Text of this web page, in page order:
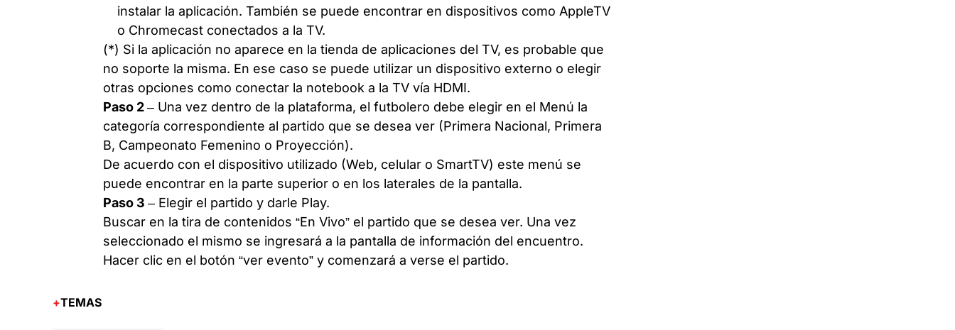
instalar la aplicación. También se puede encontrar en dispositivos como AppleTV
o Chromecast conectados a la TV.
(*) Si la aplicación no aparece en la tienda de aplicaciones del TV, es probable que
no soporte la misma. En ese caso se puede utilizar un dispositivo externo o elegir
otras opciones como conectar la notebook a la TV vía HDMI.
Paso 2– Una vez dentro de la plataforma, el futbolero debe elegir en el Menú la
categoría correspondiente al partido que se desea ver (Primera Nacional, Primera
B, Campeonato Femenino o Proyección).
De acuerdo con el dispositivo utilizado (Web, celular o SmartTV) este menú se
puede encontrar en la parte superior o en los laterales de la pantalla.
Paso 3– Elegir el partido y darle Play.
Buscar en la tira de contenidos “En Vivo” el partido que se desea ver. Una vez
seleccionado el mismo se ingresará a la pantalla de información del encuentro.
Hacer clic en el botón “ver evento” y comenzará a verse el partido.
TEMAS